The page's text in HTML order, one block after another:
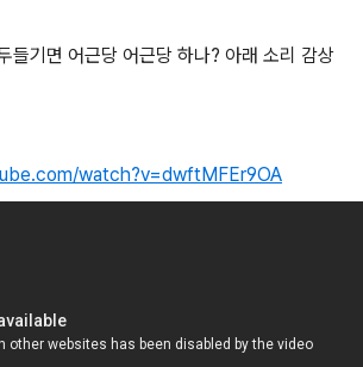
들기면 어근당 어근당 하나? 아래 소리 감상
watch?v=dwftMFEr9OA